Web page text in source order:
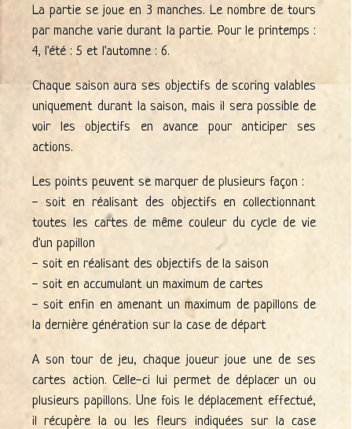
La partie se joue en 3 manches. Le nombre de tours
par manche varie durant la partie. Pour le printemps :
4, l'été : 5 et l'automne : 6.
Chaque saison aura ses objectifs de scoring valables
uniquement durant la saison, mais il sera possible de
voir les objectifs en avance pour anticiper ses
actions.
Les points peuvent se marquer de plusieurs façon :
- soit en réalisant des objectifs en collectionnant
toutes les cartes de même couleur du cycle de vie
d'un papillon
- soit en réalisant des objectifs de la saison
- soit en accumulant un maximum de cartes
- soit enfin en amenant un maximum de papillons de
la dernière génération sur la case de départ
A son tour de jeu, chaque joueur joue une de ses
cartes action. Celle-ci lui permet de déplacer un ou
plusieurs papillons. Une fois le déplacement effectué,
il récupère la ou les fleurs indiquées sur la case